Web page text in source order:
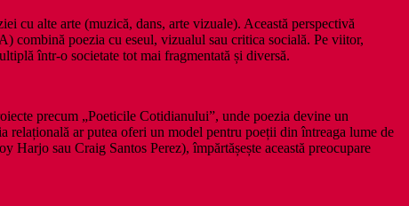
cu alte arte (muzică, dans, arte vizuale). Această perspectivă
combină poezia cu eseul, vizualul sau critica socială. Pe viitor,
într-o societate tot mai fragmentată și diversă.
precum „Poeticile Cotidianului”, unde poezia devine un
ar putea oferi un model pentru poeții din întreaga lume de
sau Craig Santos Perez), împărtășește această preocupare